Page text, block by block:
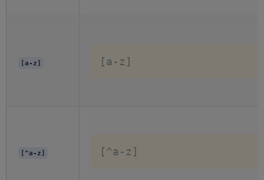
[a-z] [a-z]
[^a-z] [^a-z]